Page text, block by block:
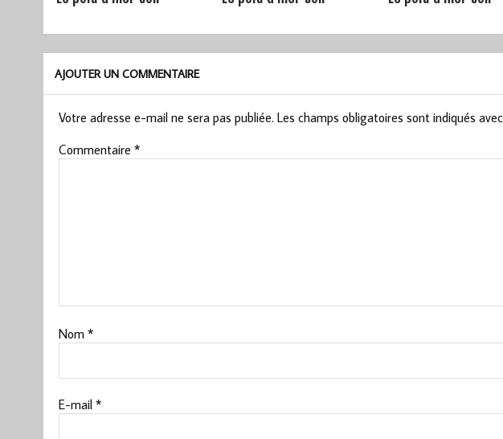
AJOUTER UN COMMENTAIRE
Votre adresse e-mail ne sera pas publiée. Les champs obligatoires sont indiqués avec
Commentaire *
Nom *
E-mail *